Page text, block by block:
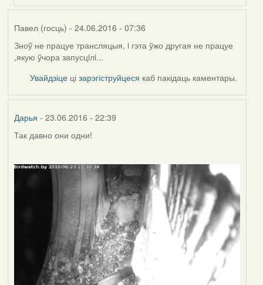
Павел (госць) - 24.06.2016 - 07:36
Зноў не працуе трансляцыя, i гэта ўжо другая не працуе
,якую ўчора запусцiлi...
Увайдзіце цізарэгіструйцеся каб пакідаць каментары.
Дарья - 23.06.2016 - 22:39
Так давно они одни!